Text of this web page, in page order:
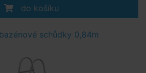
do košíku
schůdky 0,84m